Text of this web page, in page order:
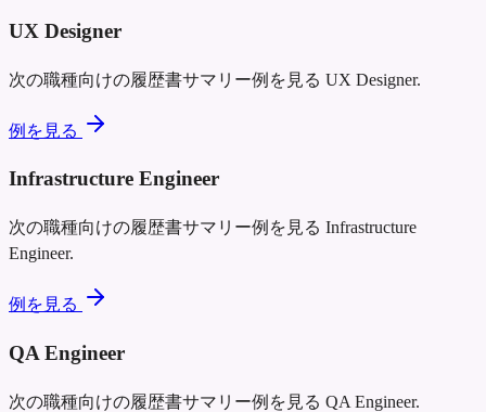
UX Designer
次の職種向けの履歴書サマリー例を見る UX Designer.
例を見る
Infrastructure Engineer
次の職種向けの履歴書サマリー例を見る Infrastructure
Engineer.
例を見る
QA Engineer
次の職種向けの履歴書サマリー例を見る QA Engineer.